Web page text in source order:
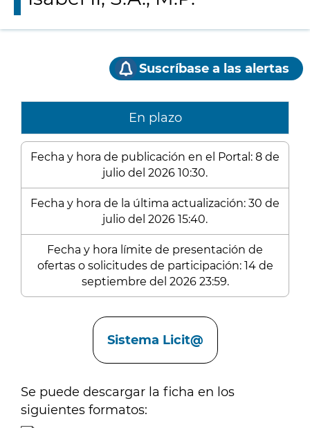
Suscríbase a las alertas
En plazo
Fecha y hora de publicación en el Portal: 8 de
julio del 2026 10:30.
Fecha y hora de la última actualización: 30 de
julio del 2026 15:40.
Fecha y hora límite de presentación de
ofertas o solicitudes de participación: 14 de
septiembre del 2026 23:59.
Sistema Licit@
Se puede descargar la ficha en los
siguientes formatos: